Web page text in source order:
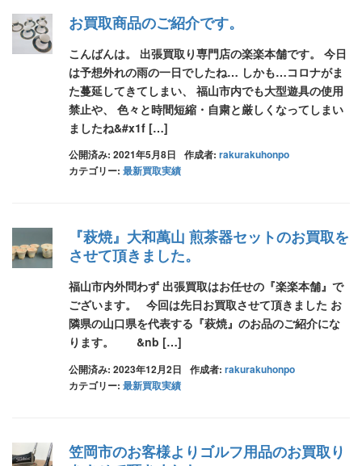
お買取商品のご紹介です。
こんばんは。 出張買取り専門店の楽楽本舗です。 今日
は予想外れの雨の一日でしたね… しかも…コロナがま
た蔓延してきてしまい、 福山市内でも大型遊具の使用
禁止や、 色々と時間短縮・自粛と厳しくなってしまい
ましたね&#x1f […]
公開済み: 2021年5月8日 作成者: rakurakuhonpo
カテゴリー: 最新買取実績
『萩焼』大和萬山 煎茶器セットのお買取を
させて頂きました。
福山市内外問わず 出張買取はお任せの『楽楽本舗』で
ございます。 今回は先日お買取させて頂きました お
隣県の山口県を代表する『萩焼』のお品のご紹介にな
ります。 &nb […]
公開済み: 2023年12月2日 作成者: rakurakuhonpo
カテゴリー: 最新買取実績
笠岡市のお客様よりゴルフ用品のお買取り